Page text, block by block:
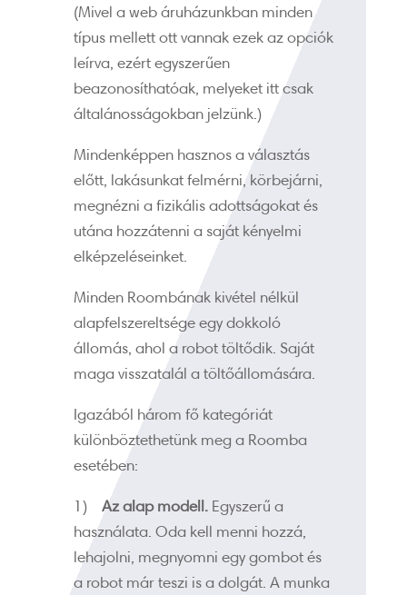
(Mivel a web áruházunkban minden
típus mellett ott vannak ezek az opciók
leírva, ezért egyszerűen
beazonosíthatóak, melyeket itt csak
általánosságokban jelzünk.)
Mindenképpen hasznos a választás
előtt, lakásunkat felmérni, körbejárni,
megnézni a fizikális adottságokat és
utána hozzátenni a saját kényelmi
elképzeléseinket.
Minden Roombának kivétel nélkül
alapfelszereltsége egy dokkoló
állomás, ahol a robot töltődik. Saját
maga visszatalál a töltőállomására.
Igazából három fő kategóriát
különböztethetünk meg a Roomba
esetében:
1) Az alap modell. Egyszerű a
használata. Oda kell menni hozzá,
lehajolni, megnyomni egy gombot és
a robot már teszi is a dolgát. A munka